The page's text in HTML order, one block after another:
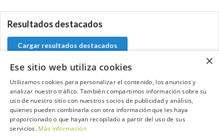
Resultados destacados
Cargar resultados destacados
Contacta con el equipo de NextCaddy
Opina Contacta
×
Ese sitio web utiliza cookies
Utilizamos cookies para personalizar el contenido, los anuncios y
analizar nuestro tráfico. También compartimos información sobre su
uso de nuestro sitio con nuestros socios de publicidad y análisis,
quienes pueden combinarla con otra información que les haya
proporcionado o que hayan recopilado a partir del uso de sus
servicios. Más información